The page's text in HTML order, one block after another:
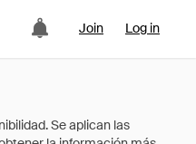
Join Log in